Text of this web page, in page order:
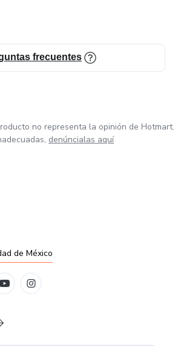
frecuentes
no representa la opinión de Hotmart.
denúncialas aquí
de México